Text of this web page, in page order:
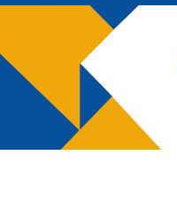
380v工
纺织厂